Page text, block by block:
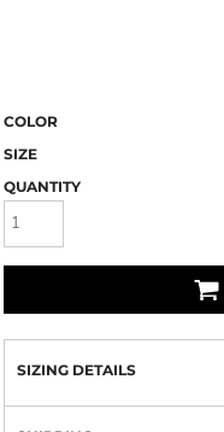
COLOR
SIZE
QUANTITY
SIZING DETAILS